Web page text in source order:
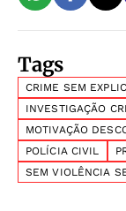
Tags
CRIME SEM
INVESTIGAÇÃO
MOTIVAÇÃO
POLÍCIA CIVIL
SEM VIOLÊNCIA